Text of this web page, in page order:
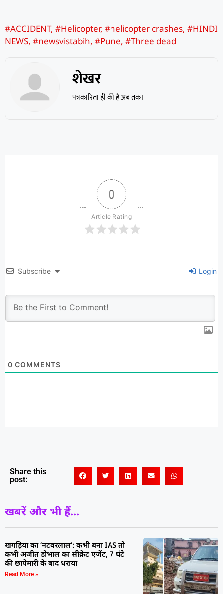
#ACCIDENT, #Helicopter, #helicopter crashes, #HINDI
NEWS, #newsvistabih, #Pune, #Three dead
शेखर
पत्रकारिता ही की है अब तक।
0
Article Rating
Subscribe Login
0 COMMENTS
Share this
post:
खबरें और भी हैं...
खगड़िया का ‘नटवरलाल’: कभी बना IAS तो
कभी अजीत डोभाल का सीक्रेट एजेंट, 7 घंटे
की छापेमारी के बाद धराया
Read More »